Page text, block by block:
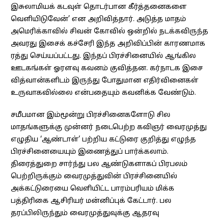
இசுலாமியக் கடவுள் தொடர்பான கீர்த்தனைகளை
வெளியிடுவேன்’ என அறிவித்தார். அடுத்த மாதம்
அமெரிக்காவில் சிவன் கோவில் ஒன்றில் நடக்கவிருந்த
அவரது இசைக் கச்சேரி இந்த அறிவிப்பின் காரணமாக
ரத்து செய்யப்பட்டது. இந்தப் பிரச்சினையில் ஆங்கில
ஊடகங்கள் ஓரளவு கவனம் குவித்தன. கர்நாடக இசை
வித்வான்களிடம் இருந்து போதுமான எதிர்வினைகள்
உருவாகவில்லை என்பதையும் கவனிக்க வேண்டும்.
சமீபமான இம்மூன்று பிரச்சினைகளோடு சில
மாதங்களுக்கு முன்னர் நடைபெற்ற கவிஞர் வைரமுத்து
எழுதிய ‘ஆண்டாள்’ பற்றிய கட்டுரை குறித்து எழுந்த
பிரச்சினையையும் இணைத்துப் பார்க்கலாம்.
திரைத்துறை சார்ந்து பல ஆண்டுகளாகப் பிரபலம்
பெற்றிருக்கும் வைரமுத்துவின் பிரச்சினையில்
அக்கட்டுரையை வெளியிட்ட பாரம்பரியம் மிக்க
பத்திரிகை ஆசிரியர் மன்னிப்புக் கேட்டார். பல
தரப்பிலிருந்தும் வைரமுத்துவுக்கு ஆதரவு